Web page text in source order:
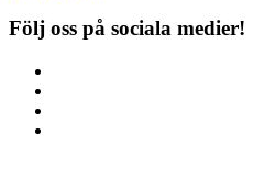
Följ oss på sociala medier!